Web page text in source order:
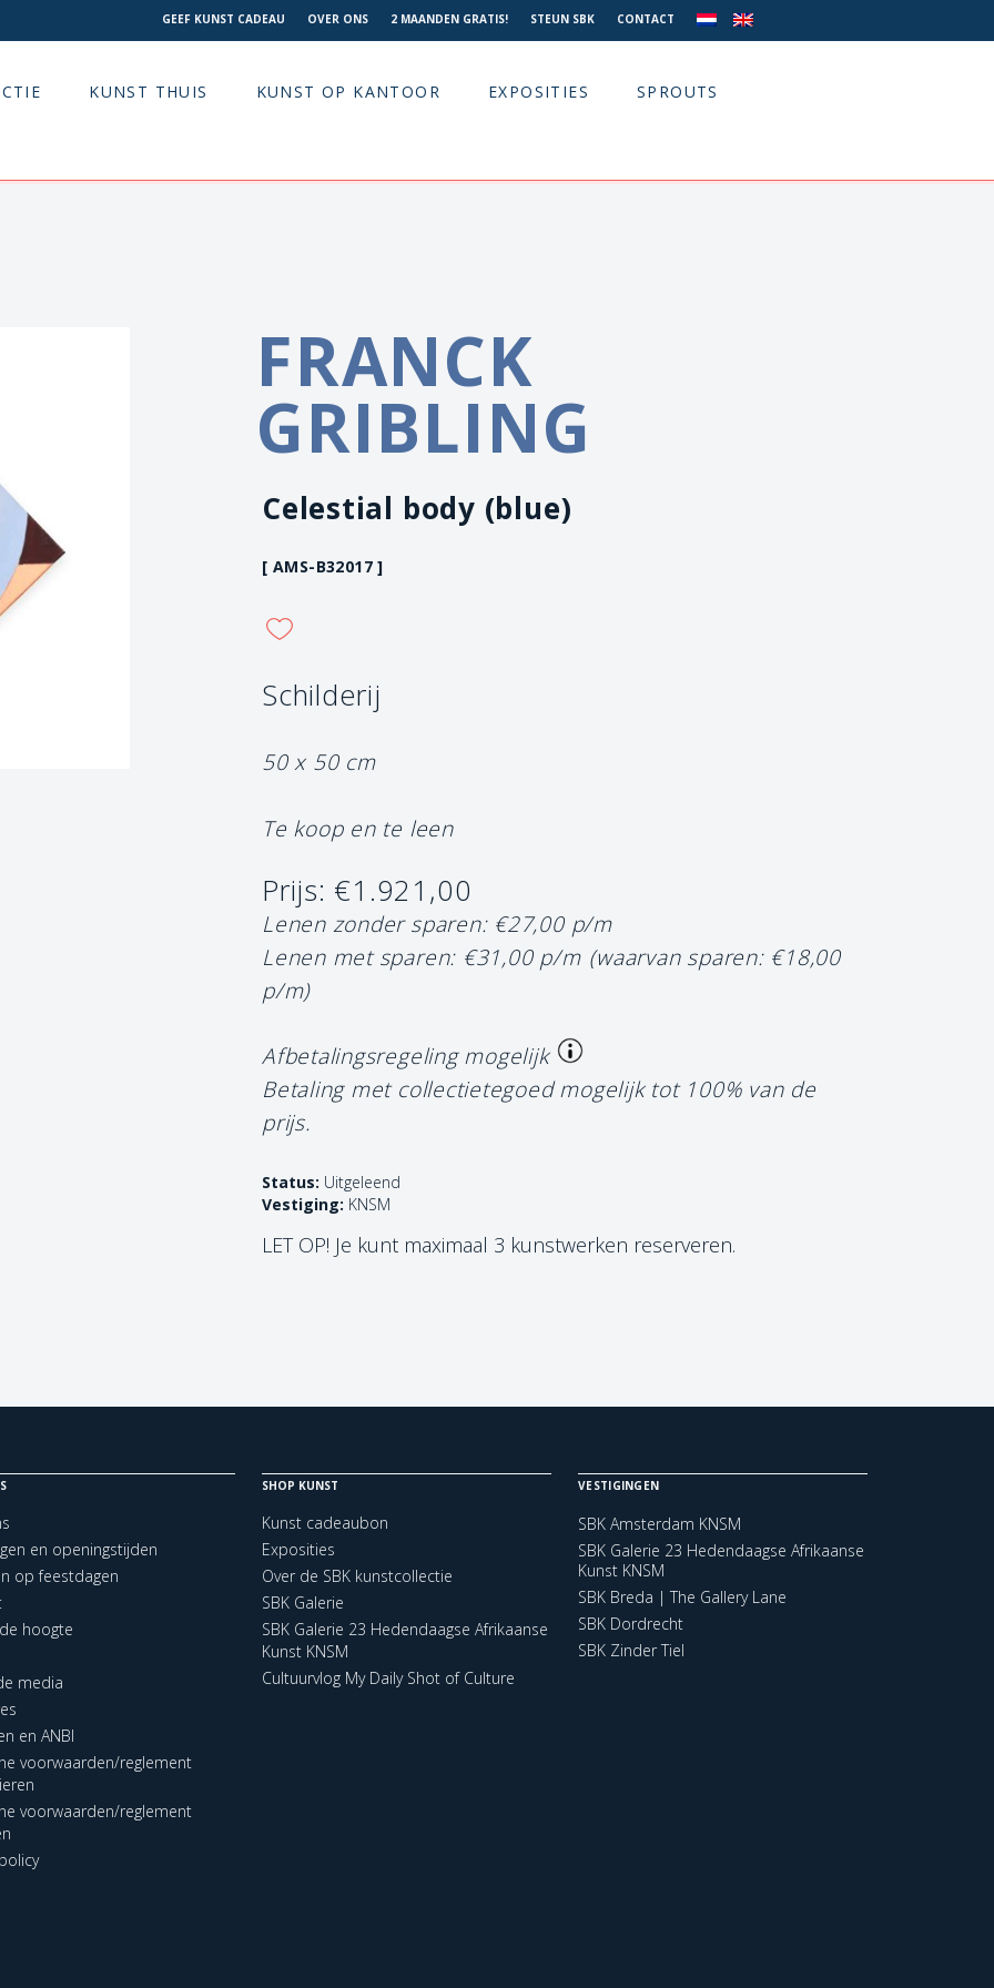
GEEF KUNST CADEAU OVER ONS 2 MAANDEN GRATIS! STEUN SBK CONTACT
KUNST THUIS KUNST OP KANTOOR EXPOSITIES SPROUTS
FRANCK
GRIBLING
Celestial body (blue)
[ AMS-B32017 ]
Schilderij
50 x 50 cm
Te koop en te leen
Prijs: €1.921,00
Lenen zonder sparen: €27,00 p/m
Lenen met sparen: €31,00 p/m (waarvan sparen: €18,00
p/m)
Afbetalingsregeling mogelijk
Betaling met collectietegoed mogelijk tot 100% van de
prijs.
Status: Uitgeleend
Vestiging: KNSM
LET OP! Je kunt maximaal 3 kunstwerken reserveren.
en openingstijden
op feestdagen
hoogte
media
en ANBI
voorwaarden/reglement
voorwaarden/reglement
SHOP KUNST
Kunst cadeaubon
Exposities
Over de SBK kunstcollectie
SBK Galerie
SBK Galerie 23 Hedendaagse Afrikaanse
Kunst KNSM
Cultuurvlog My Daily Shot of Culture
VESTIGINGEN
SBK Amsterdam KNSM
SBK Galerie 23 Hedendaagse Afrikaanse
Kunst KNSM
SBK Breda | The Gallery Lane
SBK Dordrecht
SBK Zinder Tiel